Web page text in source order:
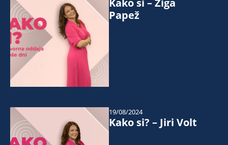
Kako si – Žiga
Papež
Kako si? – Jiri Volt
19/08/2024